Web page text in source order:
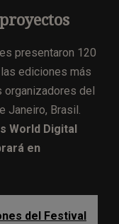
presentaron 120
ediciones más
del
Janeiro, Brasil.
World Digital
en
del Festival